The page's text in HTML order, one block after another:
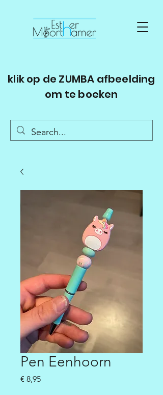
klik op de ZUMBA afbeelding
om te boeken
Pen Eenhoorn
€ 8,95Prijs